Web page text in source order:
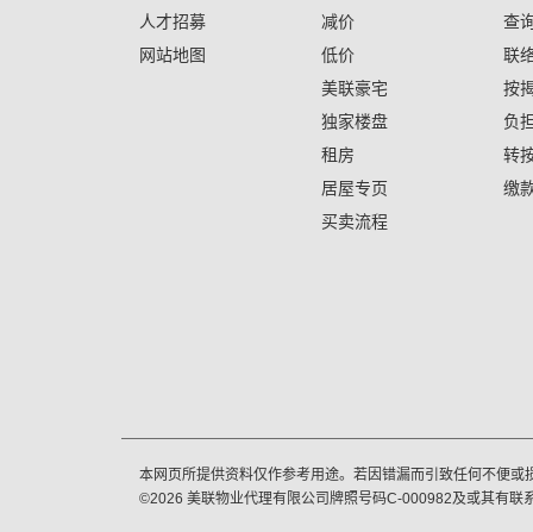
人才招募
网站地图
减价
低价
美联豪宅
独家楼盘
租房
居屋专页
买卖流程
查
联
按
负
转
缴
本网页所提供资料仅作参考用途。若因错漏而引致任何不便
©2026 美联物业代理有限公司牌照号码C-000982及或其有联